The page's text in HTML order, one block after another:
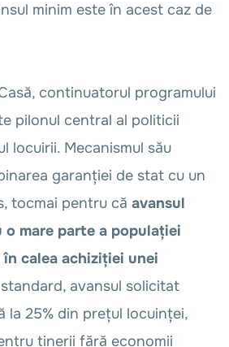
minim este în acest caz de
continuatorul programului
pilonul central al politicii
locuirii. Mecanismul său
garanției de stat cu un
tocmai pentru că avansul
o mare parte a populației
calea achiziției unei
avansul solicitat
la 25% din prețul locuinței,
tinerii fără economii